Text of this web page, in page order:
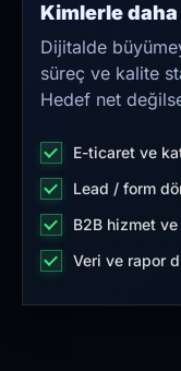
Kimlerle daha
Dijitalde
süreç ve kalite
Hedef net
E-ticaret ve
Lead / form
B2B hizmet
Veri ve rapor